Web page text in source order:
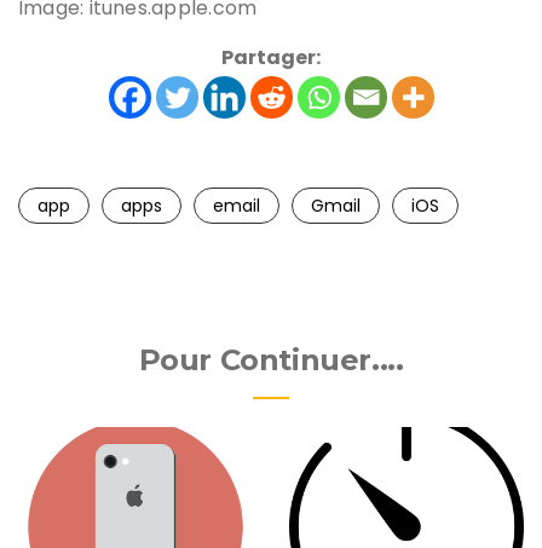
Image: itunes.apple.com
Partager:
app apps email Gmail iOS
Pour Continuer....